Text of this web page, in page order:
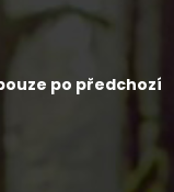
po předchozí